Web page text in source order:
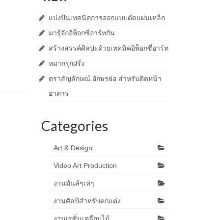
แบ่งปันเทคนิคการออกแบบตัดแผ่นเหล็ก
มารู้จักอิพ็อกซี่อาร์ทกัน
สร้างสรรค์ศิลปะด้วยเทคนิคอิพ็อกซี่อาร์ท
หมากรุกฝรั่ง
ตราสัญลักษณ์ อักษรย่อ สำหรับติดหน้า
อาคาร
Categories
Art & Design
Video Art Production
งานมันส์ๆเท่ๆ
งานศิลป์สำหรับตกแต่ง